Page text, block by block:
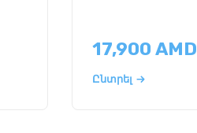
17,900AMD
Ընտրել